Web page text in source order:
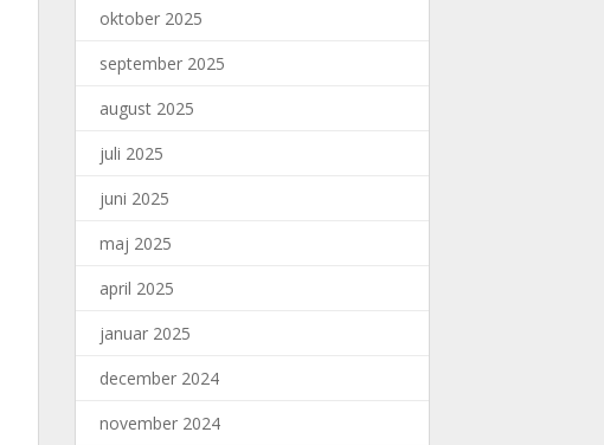
oktober 2025
september 2025
august 2025
juli 2025
juni 2025
maj 2025
april 2025
januar 2025
december 2024
november 2024